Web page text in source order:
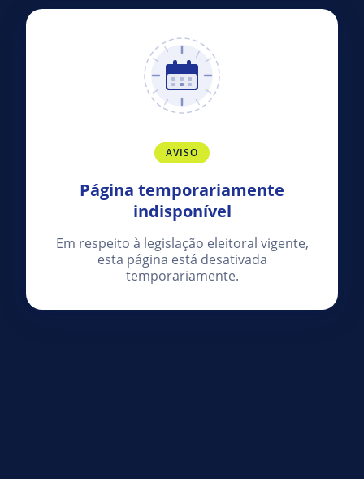
AVISO
Página temporariamente
indisponível
Em respeito à legislação eleitoral vigente,
esta página está desativada
temporariamente.